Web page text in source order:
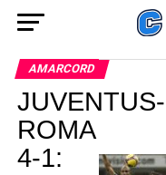
AMARCORD
JUVENTUS-
ROMA
4-1: